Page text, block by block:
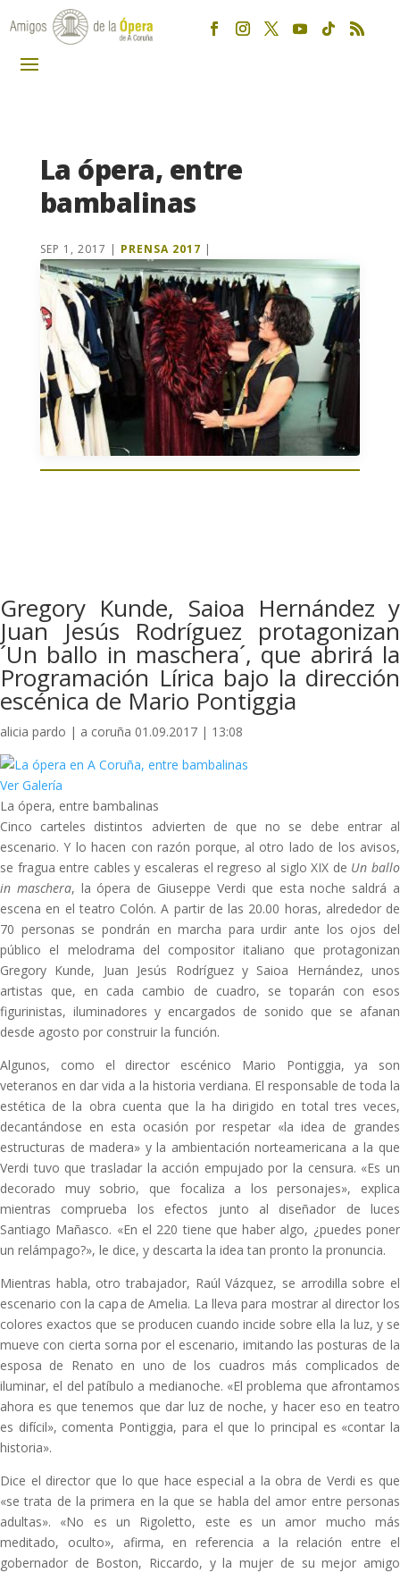
La ópera, entre
bambalinas
SEP 1, 2017 | PRENSA 2017 |
Gregory Kunde, Saioa Hernández y
Juan Jesús Rodríguez protagonizan
´Un ballo in maschera´, que abrirá la
Programación Lírica bajo la dirección
escénica de Mario Pontiggia
alicia pardo | a coruña 01.09.2017 | 13:08
Ver Galería
La ópera, entre bambalinas
Cinco carteles distintos advierten de que no se debe entrar al
escenario. Y lo hacen con razón porque, al otro lado de los avisos,
se fragua entre cables y escaleras el regreso al siglo XIX de Un ballo
in maschera, la ópera de Giuseppe Verdi que esta noche saldrá a
escena en el teatro Colón. A partir de las 20.00 horas, alrededor de
70 personas se pondrán en marcha para urdir ante los ojos del
público el melodrama del compositor italiano que protagonizan
Gregory Kunde, Juan Jesús Rodríguez y Saioa Hernández, unos
artistas que, en cada cambio de cuadro, se toparán con esos
figurinistas, iluminadores y encargados de sonido que se afanan
desde agosto por construir la función.
Algunos, como el director escénico Mario Pontiggia, ya son
veteranos en dar vida a la historia verdiana. El responsable de toda la
estética de la obra cuenta que la ha dirigido en total tres veces,
decantándose en esta ocasión por respetar «la idea de grandes
estructuras de madera» y la ambientación norteamericana a la que
Verdi tuvo que trasladar la acción empujado por la censura. «Es un
decorado muy sobrio, que focaliza a los personajes», explica
mientras comprueba los efectos junto al diseñador de luces
Santiago Mañasco. «En el 220 tiene que haber algo, ¿puedes poner
un relámpago?», le dice, y descarta la idea tan pronto la pronuncia.
Mientras habla, otro trabajador, Raúl Vázquez, se arrodilla sobre el
escenario con la capa de Amelia. La lleva para mostrar al director los
colores exactos que se producen cuando incide sobre ella la luz, y se
mueve con cierta sorna por el escenario, imitando las posturas de la
esposa de Renato en uno de los cuadros más complicados de
iluminar, el del patíbulo a medianoche. «El problema que afrontamos
ahora es que tenemos que dar luz de noche, y hacer eso en teatro
es difícil», comenta Pontiggia, para el que lo principal es «contar la
historia».
Dice el director que lo que hace especial a la obra de Verdi es que
«se trata de la primera en la que se habla del amor entre personas
adultas». «No es un Rigoletto, este es un amor mucho más
meditado, oculto», afirma, en referencia a la relación entre el
gobernador de Boston, Riccardo, y la mujer de su mejor amigo